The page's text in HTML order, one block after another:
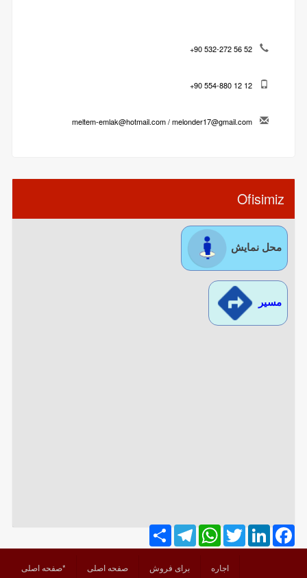
+90 532-272 56 52
+90 554-880 12 12
meltem-emlak@hotmail.com / melonder17@gmail.com
Ofisimiz
محل نمایش
مسیر
*صفحه اصلی صفحه اصلی برای فروش اجاره
Facebook
LinkedIn
Twitter
WhatsApp
Telegram
Share